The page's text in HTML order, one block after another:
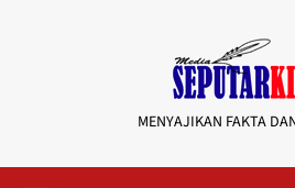
MENYAJIKAN FAKTA